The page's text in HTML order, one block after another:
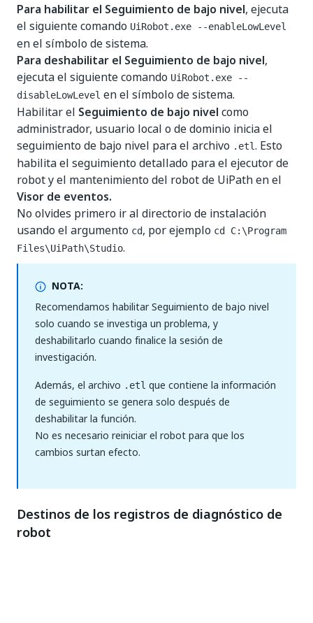
Para habilitar el Seguimiento de bajo nivel, ejecuta
el siguiente comando UiRobot.exe --enableLowLevel
en el símbolo de sistema.
Para deshabilitar el Seguimiento de bajo nivel,
ejecuta el siguiente comando UiRobot.exe --
disableLowLevel en el símbolo de sistema.
Habilitar el Seguimiento de bajo nivel como
administrador, usuario local o de dominio inicia el
seguimiento de bajo nivel para el archivo .etl. Esto
habilita el seguimiento detallado para el ejecutor de
robot y el mantenimiento del robot de UiPath en el
Visor de eventos.
No olvides primero ir al directorio de instalación
usando el argumento cd, por ejemplo cd C:\Program
Files\UiPath\Studio.
NOTA:
Recomendamos habilitar Seguimiento de bajo nivel
solo cuando se investiga un problema, y
deshabilitarlo cuando finalice la sesión de
investigación.
Además, el archivo .etl que contiene la información
de seguimiento se genera solo después de
deshabilitar la función.
No es necesario reiniciar el robot para que los
cambios surtan efecto.
Destinos de los registros de diagnóstico de
robot